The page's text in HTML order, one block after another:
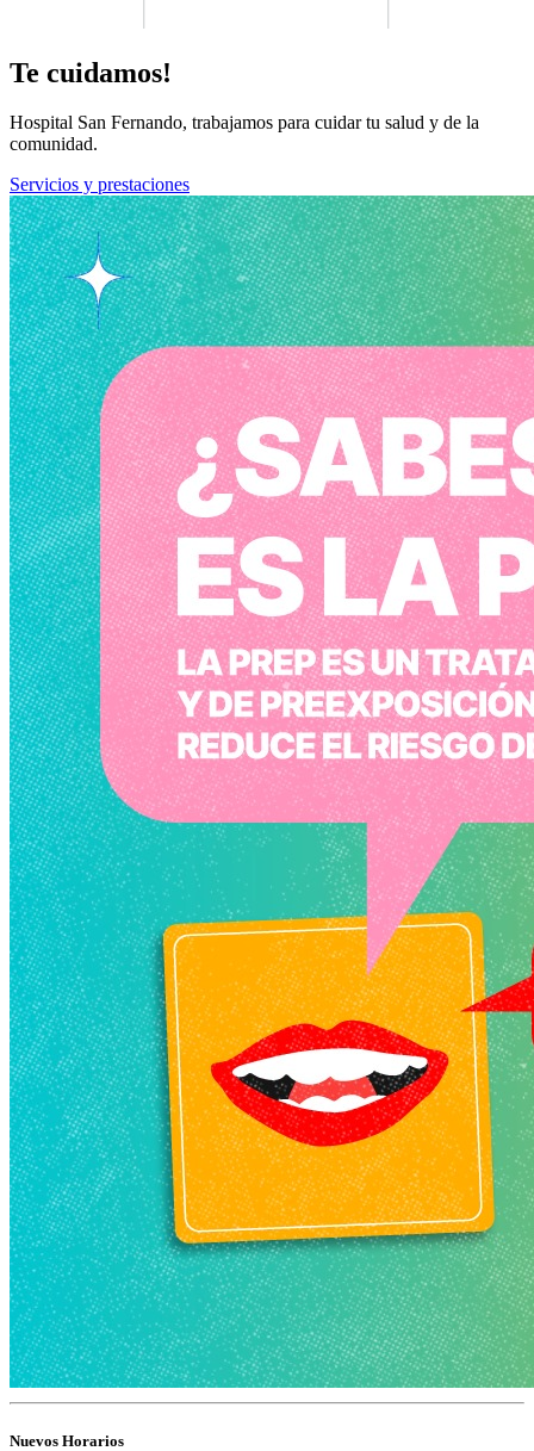
Te cuidamos!
Hospital San Fernando, trabajamos para cuidar tu salud y de la
comunidad.
Servicios y prestaciones
Nuevos Horarios